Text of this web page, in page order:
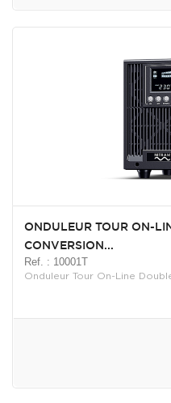
ONDULEUR TOUR ON-
CONVERSION...
Ref. : 10001T
Onduleur Tour On-Line